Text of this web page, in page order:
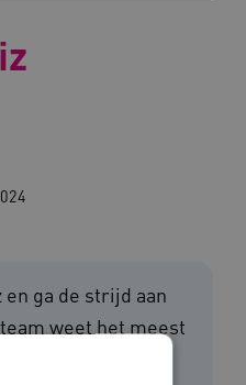
en ga de strijd aan
weet het meest
(Wzd)?